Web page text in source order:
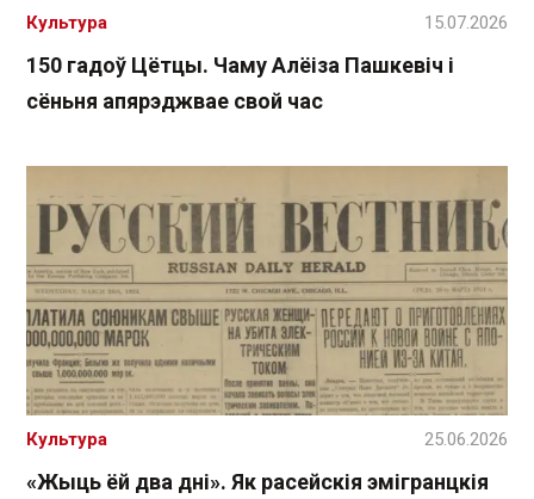
150 гадоў Цётцы. Чаму Алёіза Пашкевіч і
сёньня апярэджвае свой час
Культура 15.07.2026
«Жыць ёй два дні». Як расейскія эмігранцкія
Культура 25.06.2026